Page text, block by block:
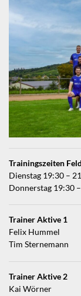
Trainingszeiten Feld
Dienstag 19:30 –
Donnerstag 19:30
Trainer Aktive 1
Felix Hummel
Tim Sternemann
Trainer Aktive 2
Kai Wörner